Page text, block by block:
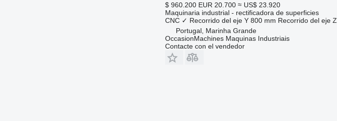
$ 960.200 EUR 20.700 ≈ US$ 23.920
Maquinaria industrial - rectificadora de superficies
CNC ✓ Recorrido del eje Y 800 mm Recorrido del eje Z
Portugal, Marinha Grande
OccasionMachines Maquinas Industriais
Contacte con el vendedor